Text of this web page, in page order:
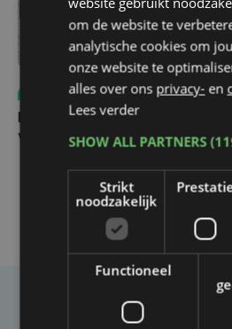
Sport
do 6 augustus | 10:49
Margot Vanpachtenbeke
Ventoux
Taalfout
om de website te
analytische cookies om
onze website te
alles over ons privacy- en
Lees verder
SHOW ALL PARTNERS
Strikt
noodzakelijk
Functioneel